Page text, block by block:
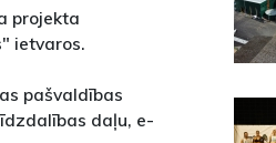
projekta
ietvaros.
pašvaldības
daļu, e-